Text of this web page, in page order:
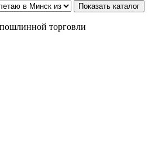
Показать каталог
торговли